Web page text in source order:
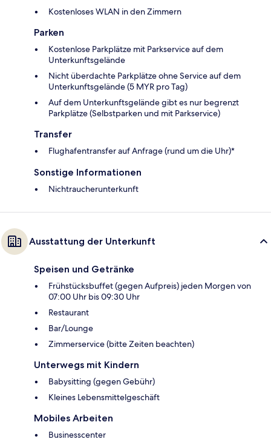
Kostenloses WLAN in den Zimmern
Parken
Kostenlose Parkplätze mit Parkservice auf dem
Unterkunftsgelände
Nicht überdachte Parkplätze ohne Service auf dem
Unterkunftsgelände (5 MYR pro Tag)
Auf dem Unterkunftsgelände gibt es nur begrenzt
Parkplätze (Selbstparken und mit Parkservice)
Transfer
Flughafentransfer auf Anfrage (rund um die Uhr)*
Sonstige Informationen
Nichtraucherunterkunft
Ausstattung der Unterkunft
Speisen und Getränke
Frühstücksbuffet (gegen Aufpreis) jeden Morgen von
07:00 Uhr bis 09:30 Uhr
Restaurant
Bar/Lounge
Zimmerservice (bitte Zeiten beachten)
Unterwegs mit Kindern
Babysitting (gegen Gebühr)
Kleines Lebensmittelgeschäft
Mobiles Arbeiten
Businesscenter